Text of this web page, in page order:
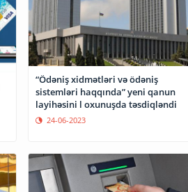
“Ödəniş xidmətləri və ödəniş
sistemləri haqqında” yeni qanun
layihəsini l oxunuşda təsdiqləndi
24-06-2023